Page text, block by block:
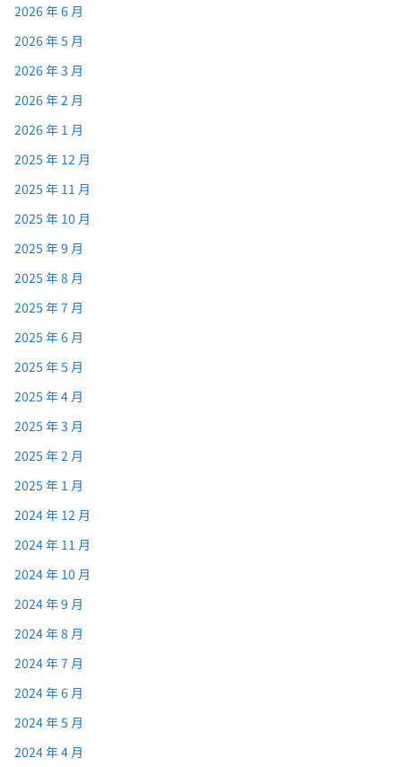
2026 年 6 月
2026 年 5 月
2026 年 3 月
2026 年 2 月
2026 年 1 月
2025 年 12 月
2025 年 11 月
2025 年 10 月
2025 年 9 月
2025 年 8 月
2025 年 7 月
2025 年 6 月
2025 年 5 月
2025 年 4 月
2025 年 3 月
2025 年 2 月
2025 年 1 月
2024 年 12 月
2024 年 11 月
2024 年 10 月
2024 年 9 月
2024 年 8 月
2024 年 7 月
2024 年 6 月
2024 年 5 月
2024 年 4 月